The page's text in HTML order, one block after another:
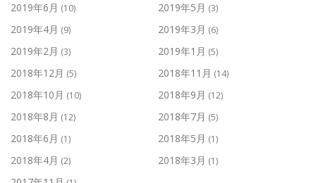
2019年6月 (10) 2019年5月 (3)
2019年4月 (9) 2019年3月 (6)
2019年2月 (3) 2019年1月 (5)
2018年12月 (5) 2018年11月 (14)
2018年10月 (10) 2018年9月 (12)
2018年8月 (12) 2018年7月 (5)
2018年6月 (1) 2018年5月 (1)
2018年4月 (2) 2018年3月 (1)